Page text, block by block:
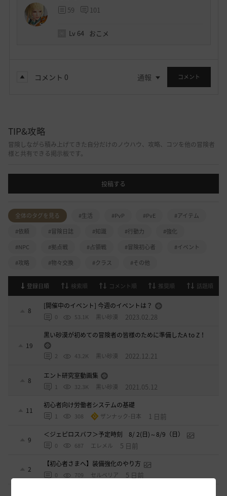
59 101
Lv 64 おこメ
コメント 0 通報 コメント
TIP&攻略
冒険しながら積み上げてきた自分だけのノウハウ、攻略、コツを他の冒険者
様と共有できる掲示板です。
投稿する
全体のタグを見る #生活 #PvP #PvE
#アイテム
#依頼
#冒険日誌 #知識 #行動力
#強化
#NPC
#拠点戦 #占領戦 #冒険初心者
#イベント
#攻略
#物々交換 #クラス #その他
登録日順 検索順 コメント順 推奨順 話題順
8
[開催中のイベント] 今週のイベントは？
0 53.1K 黒い砂漠 2023.02.28
19
黒い砂漠が初めての冒険者の皆様のために準備したA to Z！
2 43.2K 黒い砂漠 2022.12.21
8
エント研究室動画集
1 32.3K 黒い砂漠 2021.05.12
11
初心者向け労働者システムの基礎
1 308 ザンナック-日本 1 日前
9
＜ジェピロスバフ＞予定時刻 8/ 2(日)～8/9（日）
0 687 エレメル 5 日前
2
【初心者さまへ】装備強化のやり方
0 709 セルベリア 5 日前